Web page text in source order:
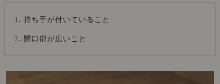
持ち手が付いていること
開口部が広いこと